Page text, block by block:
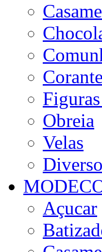
Obreia
Velas
Açucar